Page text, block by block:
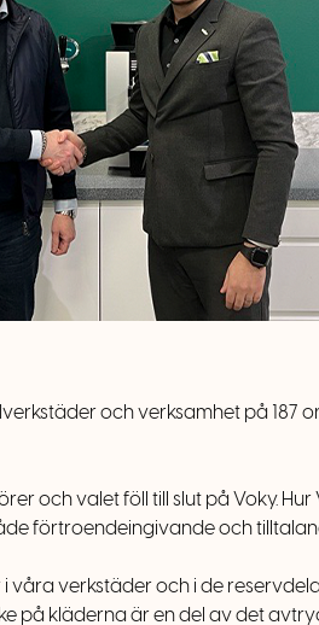
och verksamhet på
och valet föll till slut på Voky.
förtroendeingivande och
våra verkstäder och i de
på kläderna är en del av det